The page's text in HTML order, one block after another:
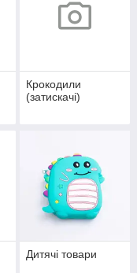
Крокодили
(затискачі)
Дитячі товари